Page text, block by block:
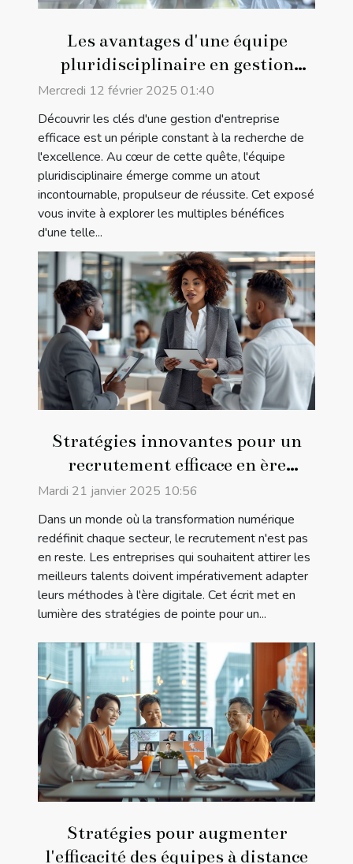
Les avantages d'une équipe
pluridisciplinaire en gestion
d'entreprise
Mercredi 12 février 2025 01:40
Découvrir les clés d'une gestion d'entreprise
efficace est un périple constant à la recherche de
l'excellence. Au cœur de cette quête, l'équipe
pluridisciplinaire émerge comme un atout
incontournable, propulseur de réussite. Cet exposé
vous invite à explorer les multiples bénéfices
d'une telle...
Stratégies innovantes pour un
recrutement efficace en ère
digitale
Mardi 21 janvier 2025 10:56
Dans un monde où la transformation numérique
redéfinit chaque secteur, le recrutement n'est pas
en reste. Les entreprises qui souhaitent attirer les
meilleurs talents doivent impérativement adapter
leurs méthodes à l'ère digitale. Cet écrit met en
lumière des stratégies de pointe pour un...
Stratégies pour augmenter
l'efficacité des équipes à distance